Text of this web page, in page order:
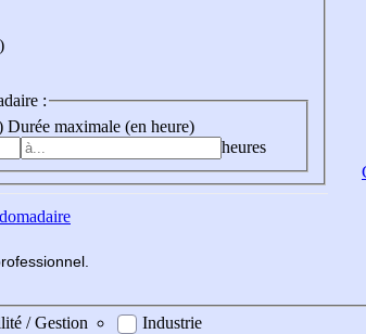
:
Durée maximale (en heure)
heures
fessionnel
/ Gestion
Industrie